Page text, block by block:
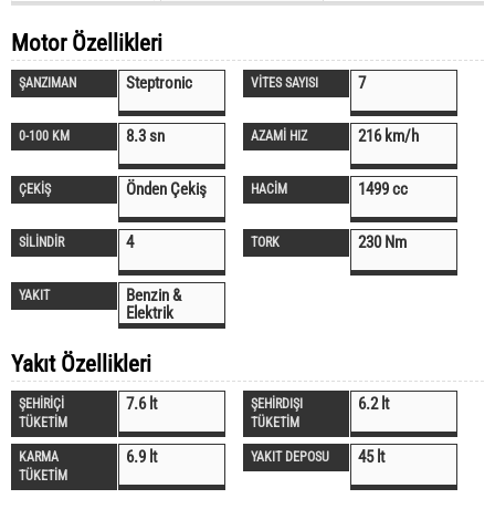
Motor Özellikleri
ŞANZIMAN Steptronic VİTES SAYISI 7
0-100 KM 8.3 sn AZAMİ HIZ 216 km/h
ÇEKİŞ Önden Çekiş HACİM 1499 cc
SİLİNDİR 4 TORK 230 Nm
YAKIT
Benzin &
Elektrik
Yakıt Özellikleri
ŞEHİRİÇİ
TÜKETİM
7.6 lt
ŞEHİRDIŞI
TÜKETİM
6.2 lt
KARMA
TÜKETİM
6.9 lt YAKIT DEPOSU 45 lt